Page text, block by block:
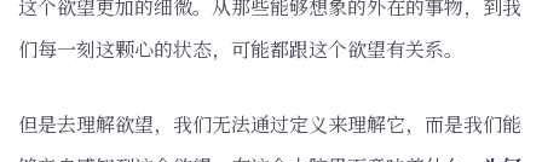
这个欲望更加的细微。从那些能够想象的外在的事物，到我
们每一刻这颗心的状态，可能都跟这个欲望有关系。
但是去理解欲望，我们无法通过定义来理解它，而是我们能